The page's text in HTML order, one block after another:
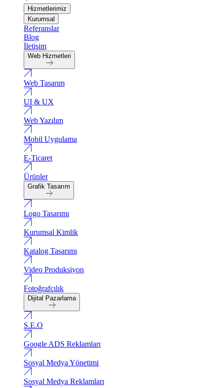
Hizmetlerimiz
Kurumsal
Referanslar
Blog
İletişim
Web Hizmetleri
Web Tasarım
UI & UX
Web Yazılım
Mobil Uygulama
E-Ticaret
Ürünler
Grafik Tasarım
Logo Tasarımı
Kurumsal Kimlik
Katalog Tasarımı
Video Produksiyon
Fotoğrafçılık
Dijital Pazarlama
S.E.O
Google ADS Reklamları
Sosyal Medya Yönetimi
Sosyal Medya Reklamları